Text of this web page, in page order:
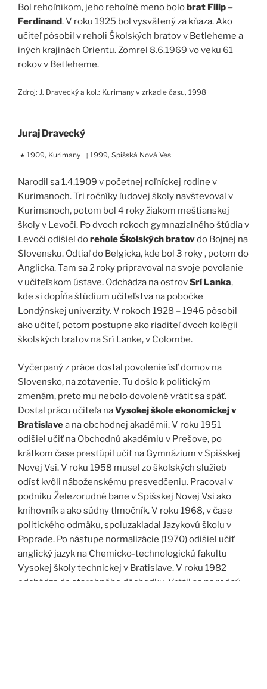
Bol rehoľníkom, jeho rehoľné meno bolobrat Filip –
Ferdinand. V roku 1925 bol vysvätený za kňaza. Ako
učiteľ pôsobil v reholi Školských bratov v Betleheme a
iných krajinách Orientu. Zomrel 8.6.1969 vo veku 61
rokov v Betleheme.
Zdroj: J. Dravecký a kol.: Kurimany v zrkadle času, 1998
Juraj Dravecký
★ 1909, Kurimany †1999, Spišská Nová Ves
Narodil sa 1.4.1909 v početnej roľníckej rodine v
Kurimanoch. Tri ročníky ľudovej školy navštevoval v
Kurimanoch, potom bol 4 roky žiakom meštianskej
školy v Levoči. Po dvoch rokoch gymnazialného štúdia v
Levoči odišiel dorehole Školských bratovdo Bojnej na
Slovensku. Odtiaľ do Belgicka, kde bol 3 roky , potom do
Anglicka. Tam sa 2 roky pripravoval na svoje povolanie
v učiteľskom ústave. Odchádza na ostrovSrí Lanka,
kde si dopĺňa štúdium učiteľstva na pobočke
Londýnskej univerzity. V rokoch 1928 – 1946 pôsobil
ako učiteľ, potom postupne ako riaditeľ dvoch kolégii
školských bratov na Srí Lanke, v Colombe.
Vyčerpaný z práce dostal povolenie ísť domov na
Slovensko, na zotavenie. Tu došlo k politickým
zmenám, preto mu nebolo dovolené vrátiť sa späť.
Dostal prácu učiteľa naVysokej škole ekonomickej v
Bratislavea na obchodnej akadémii. V roku 1951
odišiel učiť na Obchodnú akadémiu v Prešove, po
krátkom čase prestúpil učiť na Gymnázium v Spišskej
Novej Vsi. V roku 1958 musel zo školských služieb
odísť kvôli náboženskému presvedčeniu. Pracoval v
podniku Železorudné bane v Spišskej Novej Vsi ako
knihovník a ako súdny tlmočník. V roku 1968, v čase
politického odmäku, spoluzakladal Jazykovú školu v
Poprade. Po nástupe normalizácie (1970) odišiel učiť
anglický jazyk na Chemicko-technologickú fakultu
Vysokej školy technickej v Bratislave. V roku 1982
odchádza do starobného dôchodku. Vrátil sa na rodný